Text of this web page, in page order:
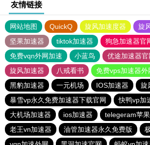
友情链接
网站地图 QuickQ 旋风加速度器 旋
坚果加速器
tiktok加速器
狗急加速器官
免费vqn外网加速
小蓝鸟 优途加速器官
旋风加速器
八戒看书
免费vps加速器外
黑豹加速器
一元机场 IOS加速器
旋
暴雪vp永久免费加速器下载官网
快鸭vp加
大机场加速器
ios加速器 telegeram苹
老王vn加速器
油管加速器永久免费版